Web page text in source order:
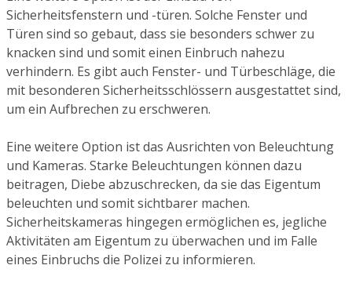
Sicherheitsfenstern und -türen. Solche Fenster und
Türen sind so gebaut, dass sie besonders schwer zu
knacken sind und somit einen Einbruch nahezu
verhindern. Es gibt auch Fenster- und Türbeschläge, die
mit besonderen Sicherheitsschlössern ausgestattet sind,
um ein Aufbrechen zu erschweren.
Eine weitere Option ist das Ausrichten von Beleuchtung
und Kameras. Starke Beleuchtungen können dazu
beitragen, Diebe abzuschrecken, da sie das Eigentum
beleuchten und somit sichtbarer machen.
Sicherheitskameras hingegen ermöglichen es, jegliche
Aktivitäten am Eigentum zu überwachen und im Falle
eines Einbruchs die Polizei zu informieren.